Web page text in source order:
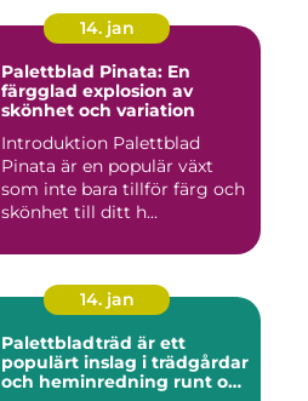
14. jan
Palettblad Pinata: En
färgglad explosion av
skönhet och variation
Introduktion Palettblad
Pinata är en populär växt
som inte bara tillför färg och
skönhet till ditt h...
14. jan
Palettbladträd är ett
populärt inslag i trädgårdar
och heminredning runt om